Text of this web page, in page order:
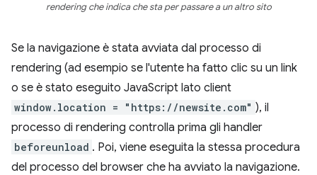
rendering che indica che sta per passare a un altro sito
Se la navigazione è stata avviata dal processo di
rendering (ad esempio se l'utente ha fatto clic su un link
o se è stato eseguito JavaScript lato client
window.location = "https://newsite.com" ), il
processo di rendering controlla prima gli handler
beforeunload . Poi, viene eseguita la stessa procedura
del processo del browser che ha avviato la navigazione.